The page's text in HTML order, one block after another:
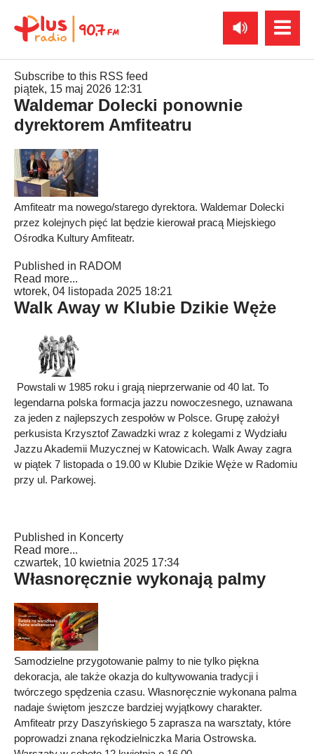
Subscribe to this RSS feed
piątek, 15 maj 2026 12:31
Waldemar Dolecki ponownie
dyrektorem Amfiteatru
Amfiteatr ma nowego/starego dyrektora. Waldemar Dolecki
przez kolejnych pięć lat będzie kierował pracą Miejskiego
Ośrodka Kultury Amfiteatr.
Published in RADOM
Read more...
wtorek, 04 listopada 2025 18:21
Walk Away w Klubie Dzikie Węże
Powstali w 1985 roku i grają nieprzerwanie od 40 lat. To
legendarna polska formacja jazzu nowoczesnego, uznawana
za jeden z najlepszych zespołów w Polsce. Grupę założył
perkusista Krzysztof Zawadzki wraz z kolegami z Wydziału
Jazzu Akademii Muzycznej w Katowicach. Walk Away zagra
w piątek 7 listopada o 19.00 w Klubie Dzikie Węże w Radomiu
przy ul. Parkowej.
Published in Koncerty
Read more...
czwartek, 10 kwietnia 2025 17:34
Własnoręcznie wykonają palmy
Samodzielne przygotowanie palmy to nie tylko piękna
dekoracja, ale także okazja do kultywowania tradycji i
twórczego spędzenia czasu. Własnoręcznie wykonana palma
nadaje świętom jeszcze bardziej wyjątkowy charakter.
Amfiteatr przy Daszyńskiego 5 zaprasza na warsztaty, które
poprowadzi znana rękodzielniczka Maria Ostrowska.